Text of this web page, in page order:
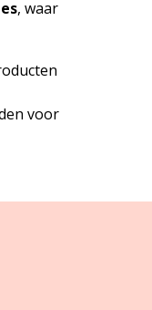
, waar
voor